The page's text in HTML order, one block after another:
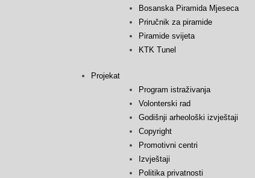
Bosanska Piramida Mjeseca
Priručnik za piramide
Piramide svijeta
KTK Tunel
Projekat
Program istraživanja
Volonterski rad
Godišnji arheološki izvještaji
Copyright
Promotivni centri
Izvještaji
Politika privatnosti